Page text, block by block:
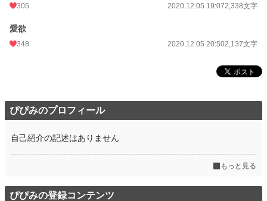
305 2020.12.05 19:072,338文字
愛欲
348 2020.12.05 20:502,137文字
ぴぴみのプロフィール
自己紹介の記述はありません
もっと見る
ぴぴみの登録コンテンツ